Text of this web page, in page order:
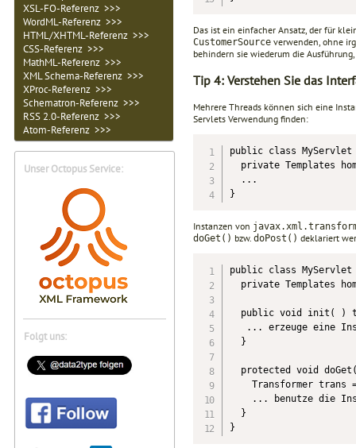
XSL-FO-Referenz >>>
WordML-Referenz >>>
HTML/XHTML-Referenz >>>
CSS-Referenz >>>
MathML-Referenz >>>
XML Schema-Referenz >>>
XProc-Referenz >>>
Schematron-Referenz >>>
RSS 2.0-Referenz >>>
Atom-Referenz >>>
Unser Octopus Service:
Folgt uns:
Das ist ein einfacher Ansatz, der für
CustomerSource verwenden, ohne
behindern sie wiederum die
Tip 4: Verstehen Sie das
Mehrere Threads können sich eine
Servlets Verwendung finden:
public class
private Templates
  ...
}
Instanzen von
doGet() bzw. doPost() deklariert
public class
private Templates
public void init( )
... erzeuge eine
  }
protected void
Transformer trans
... benutze die
  }
}